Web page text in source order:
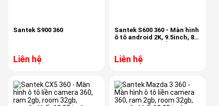
Santek S900 360
Liên hệ
Santek S600 360 - Màn hình
ô tô android 2K, 9.5inch, 8
Liên hệ